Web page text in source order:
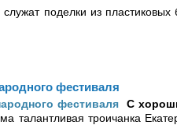
поделки из пластиковых
фестиваля
С
талантливая троичанка